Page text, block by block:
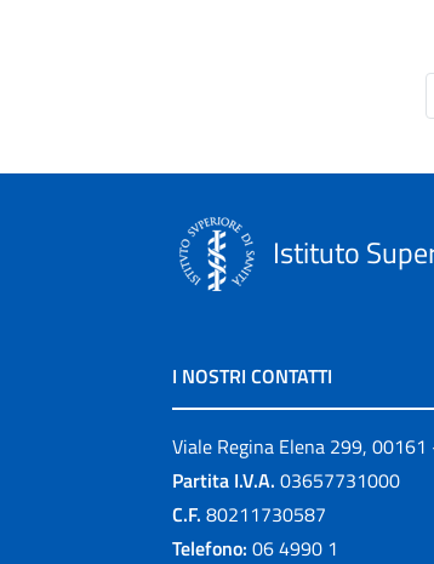
Istituto
I NOSTRI CONTATTI
Viale Regina Elena 299, 00161
Partita I.V.A. 03657731000
C.F. 80211730587
Telefono: 06 4990 1